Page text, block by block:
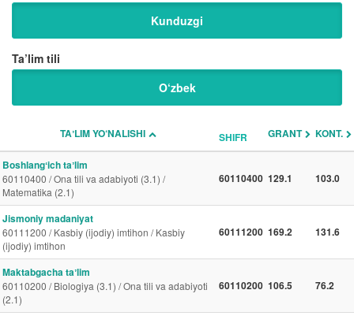
Kunduzgi
Ta’lim tili
O‘zbek
TAʼLIM YO‘NALISHI SHIFR GRANT KONT.
Boshlangʻich taʼlim
60110400 / Ona tili va adabiyoti (3.1) /
Matematika (2.1)
60110400 129.1 103.0
Jismoniy madaniyat
60111200 / Kasbiy (ijodiy) imtihon / Kasbiy
(ijodiy) imtihon
60111200 169.2 131.6
Maktabgacha taʼlim
60110200 / Biologiya (3.1) / Ona tili va adabiyoti
(2.1)
60110200 106.5 76.2